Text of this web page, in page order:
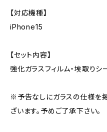
【対応機種】
iPhone15
【セット内容】
強化ガラスフィルム・埃取りシ
※予告なしにガラスの仕様を
ざいます。予めご了承下さい。